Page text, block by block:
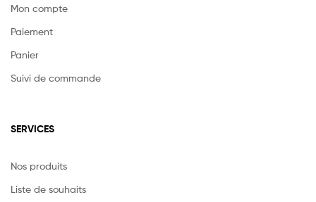
Mon compte
Paiement
Panier
Suivi de commande
SERVICES
Nos produits
Liste de souhaits